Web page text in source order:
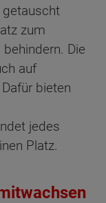
getauscht
zum
Die
auf
bieten
jedes
Platz.